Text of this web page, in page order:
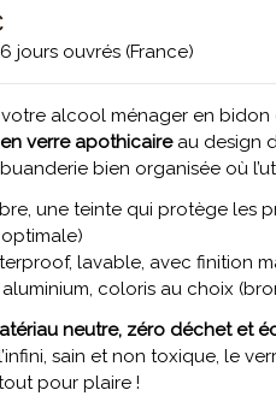
jours ouvrés (France)
alcool ménager en bidon
verre apothicaireau design
bien organisée où
une teinte qui protège les
lavable, avec finition
coloris au choix
neutre, zéro déchet et
sain et non toxique, le
pour plaire !